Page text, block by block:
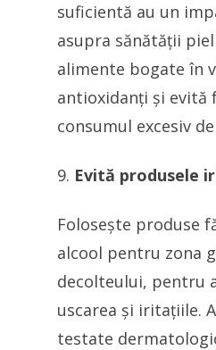
suficientă au un
asupra sănătății
alimente bogate în
antioxidanți și evită
consumul excesiv
Evită produsele
Folosește produse
alcool pentru zona
decolteului, pentru
uscarea și iritațiile.
testate